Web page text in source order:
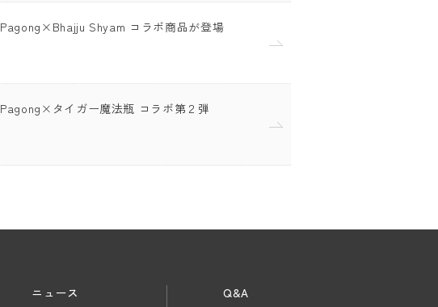
Pagong×Bhajju Shyam コラボ商品が登場
Pagong×タイガー魔法瓶 コラボ第２弾
ニュース Q&A